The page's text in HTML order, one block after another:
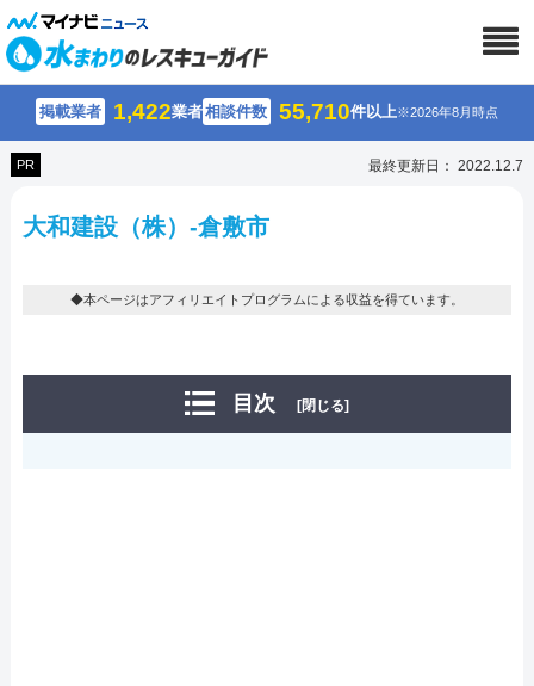
掲載業者 1,422業者相談件数 55,710件以上※2026年8月時点
PR 最終更新日： 2022.12.7
大和建設（株）-倉敷市
◆本ページはアフィリエイトプログラムによる収益を得ています。
目次 [閉じる]